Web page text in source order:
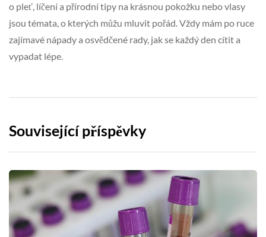
o pleť, líčení a přírodní tipy na krásnou pokožku nebo vlasy
jsou témata, o kterých můžu mluvit pořád. Vždy mám po ruce
zajímavé nápady a osvědčené rady, jak se každý den cítit a
vypadat lépe.
Související příspěvky